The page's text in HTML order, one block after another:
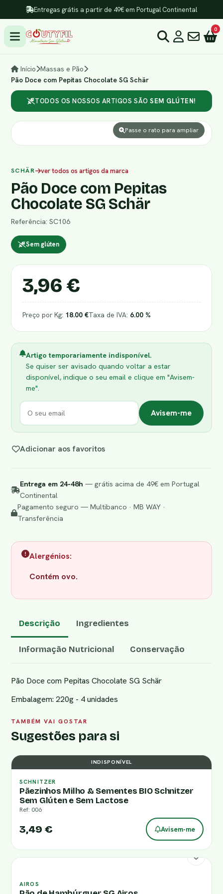
Entregas grátis a partir de 49€ em Portugal Continental
0
Início Massas e Pão
Pão Doce com Pepitas Chocolate SG Schär
TODOS OS NOSSOS ARTIGOS SÃO SEM GLÚTEN!
Passe o rato para ampliar
SCHÄR ver todos os artigos da marca
Pão Doce com Pepitas
Chocolate SG Schär
Referência: SC106
Sem glúten
3,96 €
Preço por Kg: 18.00 €Taxa de IVA: 6.00 %
Artigo temporariamente indisponível.
Se quiser ser avisado quando voltar a estar
disponível, indique o seu email e clique em "Avisem-
me".
Avisem-me
Adicionar aos favoritos
Entrega em 24-48h — grátis acima de 49€ em Portugal
Continental
Pagamento seguro — Multibanco · MB WAY ·
Transferência
Alergénios:
Contém ovo.
Descrição Ingredientes
Informação Nutricional Conservação
Pão Doce com Pepitas Chocolate SG Schär
Embalagem: 220g - 4 unidades
TAMBÉM VAI GOSTAR
Sugestões para si
INDISPONÍVEL
SCHNITZER
Pãezinhos Milho & Sementes BIO Schnitzer
Sem Glúten e Sem Lactose
Ref: 006
3,49 € Avisem-me
AIROS